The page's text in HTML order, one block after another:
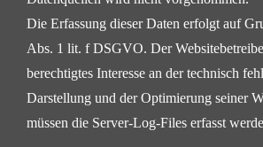
Die Erfassung dieser Daten erfolgt auf
Abs. 1 lit. f DSGVO. Der
berechtigtes Interesse an der technisch
Darstellung und der Optimierung seiner
müssen die Server-Log-Files erfasst